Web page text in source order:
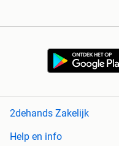
2dehands Zakelijk
Help en info